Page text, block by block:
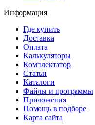
Информация
Где купить
Доставка
Оплата
Калькуляторы
Комплектатор
Статьи
Каталоги
Файлы и программы
Приложения
Помощь в подборе
Карта сайта